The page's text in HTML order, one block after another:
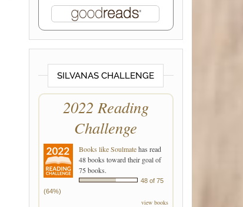
SILVANAS CHALLENGE
2022 Reading
Challenge
Books like Soulmatehas read
48 books toward their goal of
75 books.
48 of 75
(64%)
view books